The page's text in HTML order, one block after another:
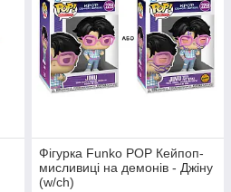
Фігурка Funko POP Кейпоп-
мисливиці на демонів - Джіну
(w/ch)